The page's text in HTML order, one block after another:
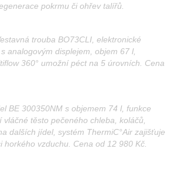
pokrmu či ohřev talířů.
trouba BO73CLI, elektronické
analogovým displejem, objem 67 l,
360° umožní péct na 5 úrovních. Cena
BE 300350NM s objemem 74 l, funkce
těsto pečeného chleba, koláčů,
dalších jídel, systém ThermiC°Air zajišťuje
horkého vzduchu. Cena od 12 980 Kč.